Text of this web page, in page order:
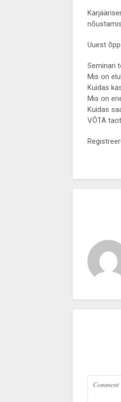
Uuest
Seminari
Mis on
Kuidas
Mis on
Kuidas
VÕTA